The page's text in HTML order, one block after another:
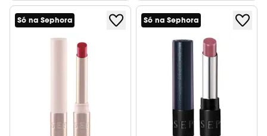
Só na Sephora Só na Sephora